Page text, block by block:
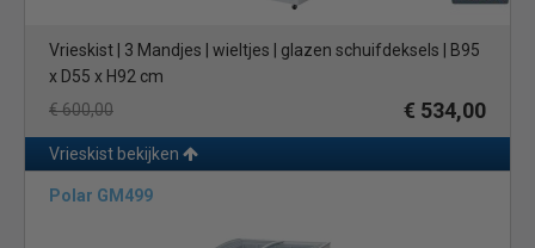
Vrieskist | 3 Mandjes | wieltjes | glazen schuifdeksels | B95
x D55 x H92 cm
€ 600,00
€ 534,00
Vrieskist bekijken
Polar GM499